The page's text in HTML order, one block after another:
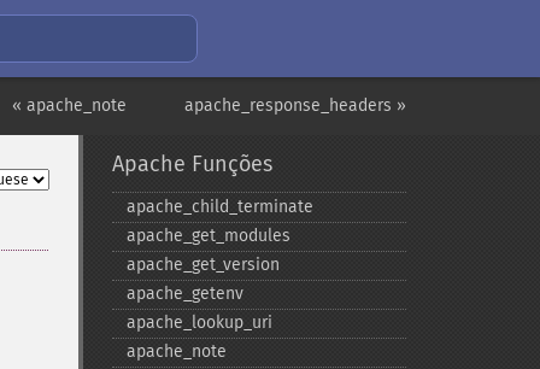
apache_response_headers »
« apache_note
Apache Funções
apache_​child_​terminate
apache_​get_​modules
apache_​get_​version
apache_​getenv
apache_​lookup_​uri
apache_​note